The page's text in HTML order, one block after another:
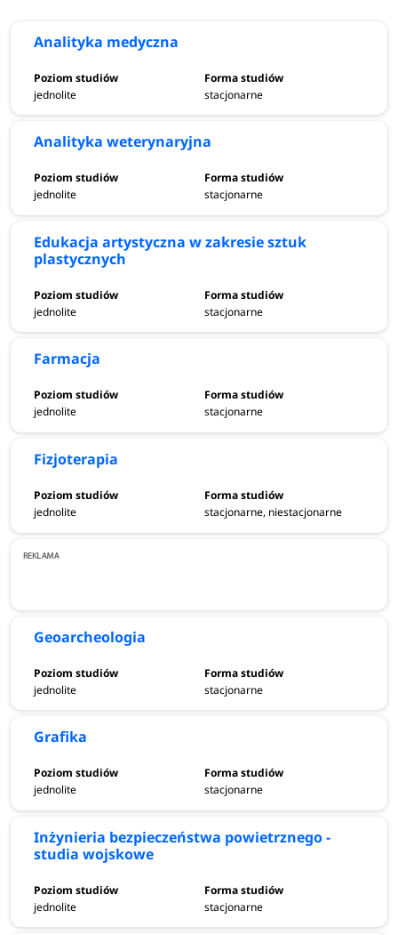
Analityka medyczna
jednolite stacjonarne
Analityka weterynaryjna
jednolite stacjonarne
Edukacja artystyczna w zakresie sztuk
plastycznych
jednolite stacjonarne
Farmacja
jednolite stacjonarne
Fizjoterapia
jednolite stacjonarne, niestacjonarne
Geoarcheologia
jednolite stacjonarne
Grafika
jednolite stacjonarne
Inżynieria bezpieczeństwa powietrznego -
studia wojskowe
jednolite stacjonarne